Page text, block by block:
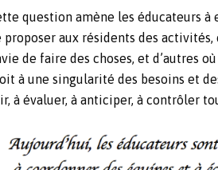
question amène les éducateurs
proposer aux résidents des
de faire des choses, et d’autres
à une singularité des besoins et
à évaluer, à anticiper, à contrôler